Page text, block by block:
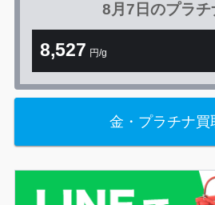
8月7日のプラチ
8,527 円/g
金・プラチナ買